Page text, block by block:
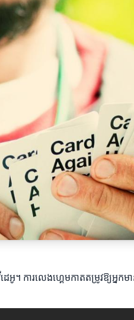
េអូ។ ការលេងហ្គេមកាតតម្រូវឱ្យអ្